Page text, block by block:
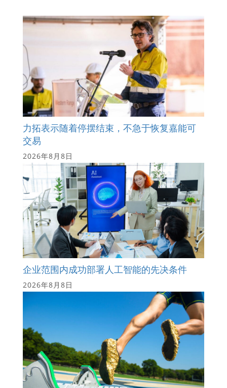
力拓表示随着停摆结束，不急于恢复嘉能可
交易
2026年8月8日
企业范围内成功部署人工智能的先决条件
2026年8月8日